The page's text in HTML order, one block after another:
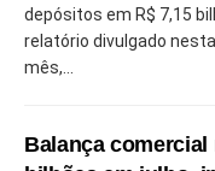
depósitos em R$ 7,15
relatório divulgado
mês,...
Balança comercial